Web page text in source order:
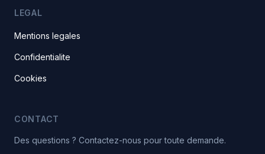
LEGAL
Mentions legales
Confidentialite
Cookies
CONTACT
Des questions ? Contactez-nous pour toute demande.